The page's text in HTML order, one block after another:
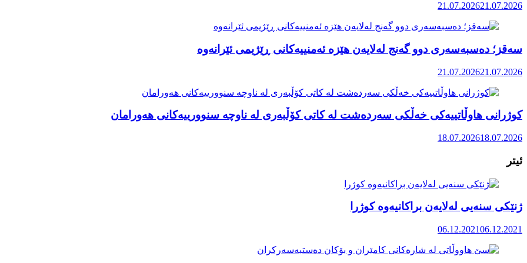
21.07.202621.07.2026
سەقز؛ دەسبەسەری دوو گەنج لەلایەن هێزە ئەمنییەکانی ڕێژیمی ئێرانەوە
21.07.202621.07.2026
کوژرانی هاوڵاتییەکی خەڵکی سەردەشت لە کاتی کۆڵبەری لە ناوچە سنوورییەکانی هەورامان
18.07.202618.07.2026
ئیتر
ژنێکی سنەیی لەلایەن براکانیەوە کوژرا
06.12.202106.12.2021